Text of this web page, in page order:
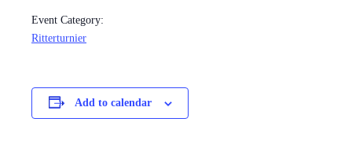
Event Category:
Ritterturnier
Add to calendar